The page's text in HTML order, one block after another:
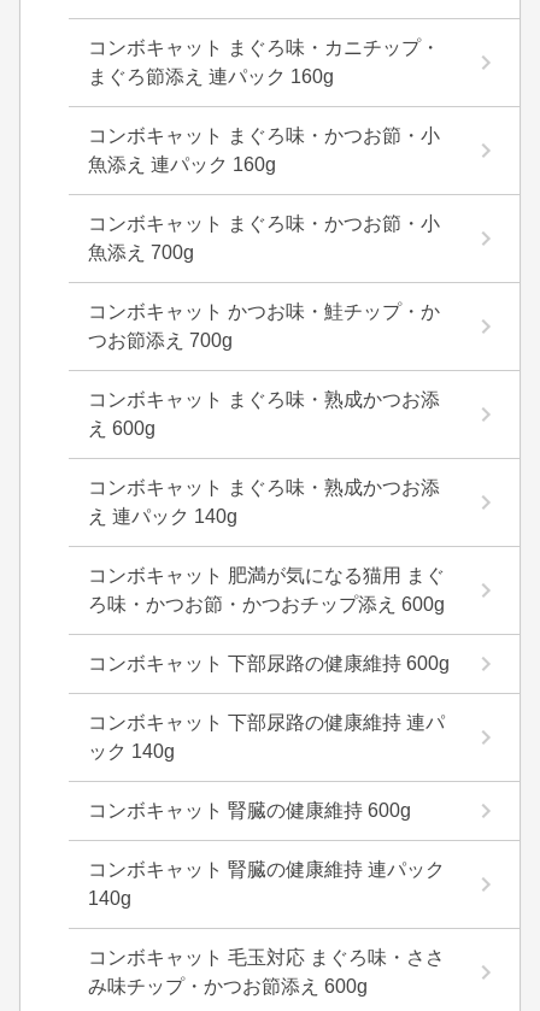
コンボキャット まぐろ味・カニチップ・
まぐろ節添え 連パック 160g
コンボキャット まぐろ味・かつお節・小
魚添え 連パック 160g
コンボキャット まぐろ味・かつお節・小
魚添え 700g
コンボキャット かつお味・鮭チップ・か
つお節添え 700g
コンボキャット まぐろ味・熟成かつお添
え 600g
コンボキャット まぐろ味・熟成かつお添
え 連パック 140g
コンボキャット 肥満が気になる猫用 まぐ
ろ味・かつお節・かつおチップ添え 600g
コンボキャット 下部尿路の健康維持 600g
コンボキャット 下部尿路の健康維持 連パ
ック 140g
コンボキャット 腎臓の健康維持 600g
コンボキャット 腎臓の健康維持 連パック
140g
コンボキャット 毛玉対応 まぐろ味・ささ
み味チップ・かつお節添え 600g